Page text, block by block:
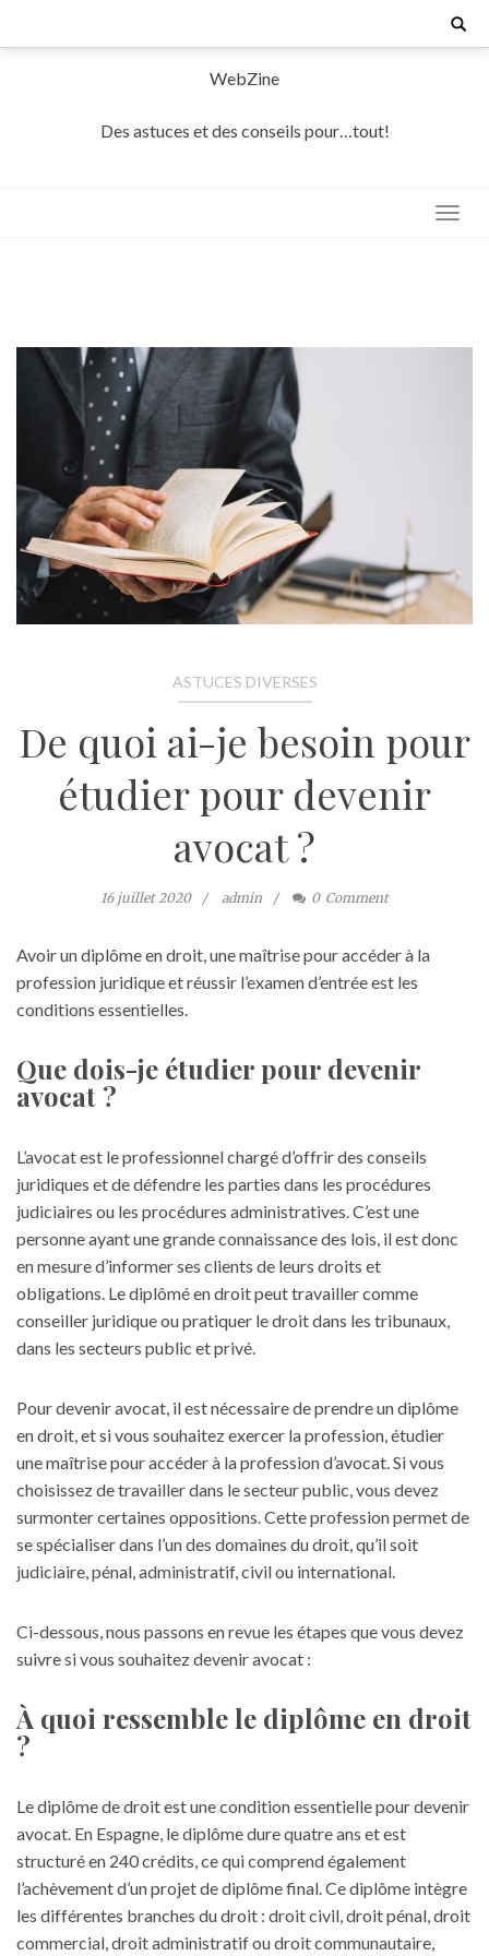
Search
WebZine
Des astuces et des conseils pour…tout!
ASTUCES DIVERSES
De quoi ai-je besoin pour
étudier pour devenir
avocat ?
16 juillet 2020 admin 0 Comment
Avoir un diplôme en droit, une maîtrise pour accéder à la
profession juridique et réussir l’examen d’entrée est les
conditions essentielles.
Que dois-je étudier pour devenir
avocat ?
L’avocat est le professionnel chargé d’offrir des conseils
juridiques et de défendre les parties dans les procédures
judiciaires ou les procédures administratives. C’est une
personne ayant une grande connaissance des lois, il est donc
en mesure d’informer ses clients de leurs droits et
obligations. Le diplômé en droit peut travailler comme
conseiller juridiqueou pratiquer le droit dans les tribunaux,
dans les secteurs public et privé.
Pour devenir avocat, il est nécessaire de prendre un diplôme
en droit, et si vous souhaitez exercer la profession, étudier
une maîtrise pour accéder à la profession d’avocat. Si vous
choisissez de travailler dans le secteur public, vous devez
surmonter certaines oppositions. Cette profession permet de
se spécialiser dans l’un des domaines du droit, qu’il soit
judiciaire, pénal, administratif, civil ou international.
Ci-dessous, nous passons en revue les étapes que vous devez
suivre si vous souhaitez devenir avocat :
À quoi ressemble le diplôme en droit
?
Le diplôme de droit est une condition essentielle pour devenir
avocat. En Espagne, le diplôme dure quatre ans et est
structuré en 240 crédits, ce qui comprend également
l’achèvement d’un projet de diplôme final. Ce diplôme intègre
les différentes branches du droit : droit civil, droit pénal, droit
commercial, droit administratif ou droit communautaire,